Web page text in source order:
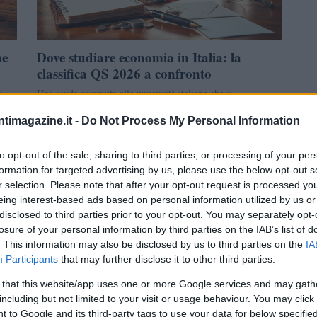
- Do Not Process My Personal Information
opt-out of the sale, sharing to third parties, or processing of your
for targeted advertising by us, please use the below opt-out
selection. Please note that after your opt-out request is processed
interest-based ads based on personal information utilized by us
to third parties prior to your opt-out. You may separately
of your personal information by third parties on the IAB’s list of
This information may also be disclosed by us to third parties on the
Participants that may further disclose it to other third parties.
that this website/app uses one or more Google services and may
but not limited to your visit or usage behaviour. You may
to Google and its third-party tags to use your data for below
Dove studiare economia in Italia: la
classifica QS 2026 a confronto
Una guida compatta alle università italiane che si
2026, con dati e spunti…
NEWS